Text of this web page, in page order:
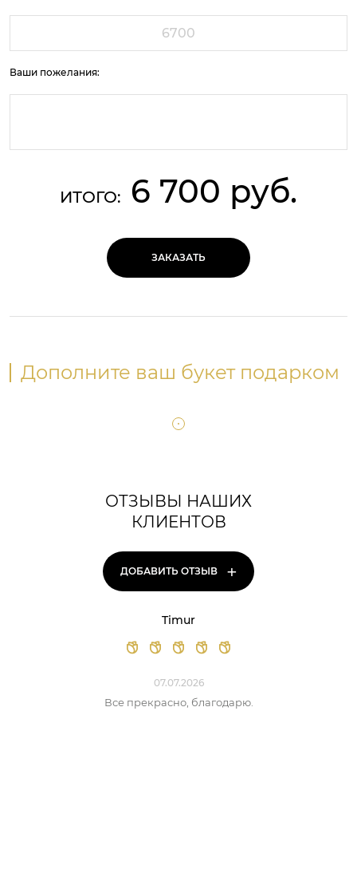
Ваши пожелания:
ИТОГО: 6 700 руб.
ЗАКАЗАТЬ
Дополните ваш букет подарком
ОТЗЫВЫ НАШИХ
КЛИЕНТОВ
ДОБАВИТЬ ОТЗЫВ +
Timur
07.07.2026
Все прекрасно, благодарю.